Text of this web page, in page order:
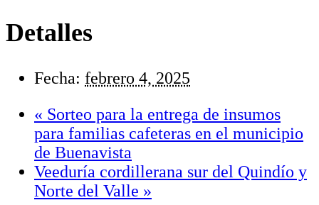
Detalles
Fecha: febrero 4, 2025
« Sorteo para la entrega de insumos
para familias cafeteras en el municipio
de Buenavista
Veeduría cordillerana sur del Quindío y
Norte del Valle »